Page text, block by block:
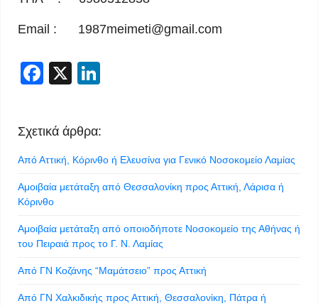
Email : 1987meimeti@gmail.com
Facebook
X
Σχετικά άρθρα:
Από Αττική, Κόρινθο ή Ελευσίνα για Γενικό Νοσοκομείο Λαμίας
Αμοιβαία μετάταξη από Θεσσαλονίκη προς Αττική, Λάρισα ή
Κόρινθο
Αμοιβαία μετάταξη από οποιοδήποτε Νοσοκομείο της Αθήνας ή
του Πειραιά προς το Γ. Ν. Λαμίας
Από ΓΝ Κοζάνης “Μαμάτσειο” προς Αττική
Από ΓΝ Χαλκιδικής προς Αττική, Θεσσαλονίκη, Πάτρα ή